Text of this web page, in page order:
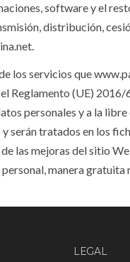
software y el
distribución,
los servicios que
Reglamento (UE)
personales y a la
serán tratados en los
las mejoras del sitio
manera
LEGAL